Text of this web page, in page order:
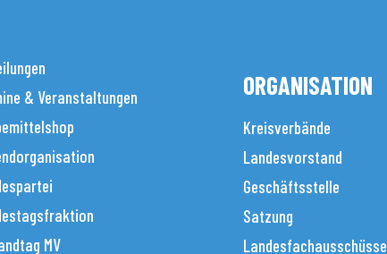
& Veranstaltungen
MV
ORGANISATION
Kreisverbände
Landesvorstand
Geschäftsstelle
Satzung
Landesfachausschüsse